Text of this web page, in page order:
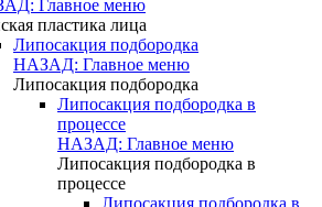
Главное меню
пластика лица
Липосакция подбородка
НАЗАД: Главное меню
Липосакция подбородка
Липосакция подбородка в
процессе
НАЗАД: Главное меню
Липосакция подбородка в
процессе
Липосакция подбородка в